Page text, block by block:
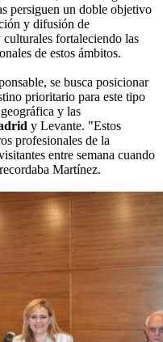
persiguen un doble objetivo
y difusión de
fortaleciendo las
de estos ámbitos.
se busca posicionar
prioritario para este tipo
y las
y Levante. "Estos
profesionales de la
entre semana cuando
Martínez.